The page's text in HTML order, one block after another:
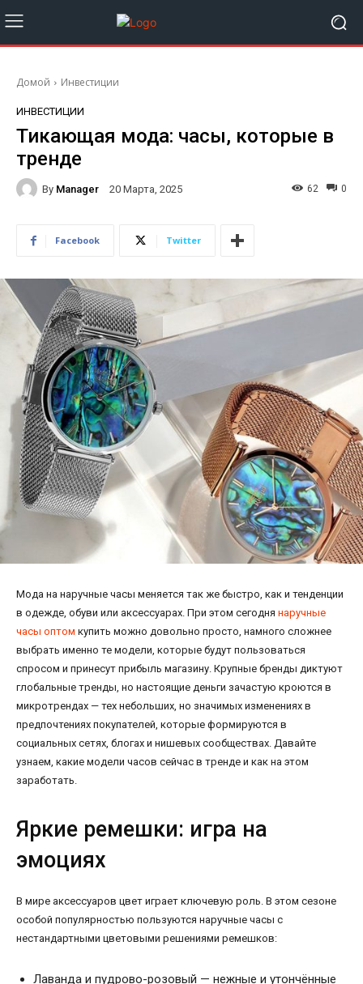
Домой Инвестиции
ИНВЕСТИЦИИ
Тикающая мода: часы, которые в
тренде
By Manager 20 Марта, 2025 0
62
Facebook Twitter
Мода на наручные часы меняется так же быстро, как и тенденции
в одежде, обуви или аксессуарах. При этом сегодня наручные
часы оптом купить можно довольно просто, намного сложнее
выбрать именно те модели, которые будут пользоваться
спросом и принесут прибыль магазину. Крупные бренды диктуют
глобальные тренды, но настоящие деньги зачастую кроются в
микротрендах — тех небольших, но значимых изменениях в
предпочтениях покупателей, которые формируются в
социальных сетях, блогах и нишевых сообществах. Давайте
узнаем, какие модели часов сейчас в тренде и как на этом
заработать.
Яркие ремешки: игра на
эмоциях
В мире аксессуаров цвет играет ключевую роль. В этом сезоне
особой популярностью пользуются наручные часы с
нестандартными цветовыми решениями ремешков:
Лаванда и пудрово-розовый — нежные и утончённые